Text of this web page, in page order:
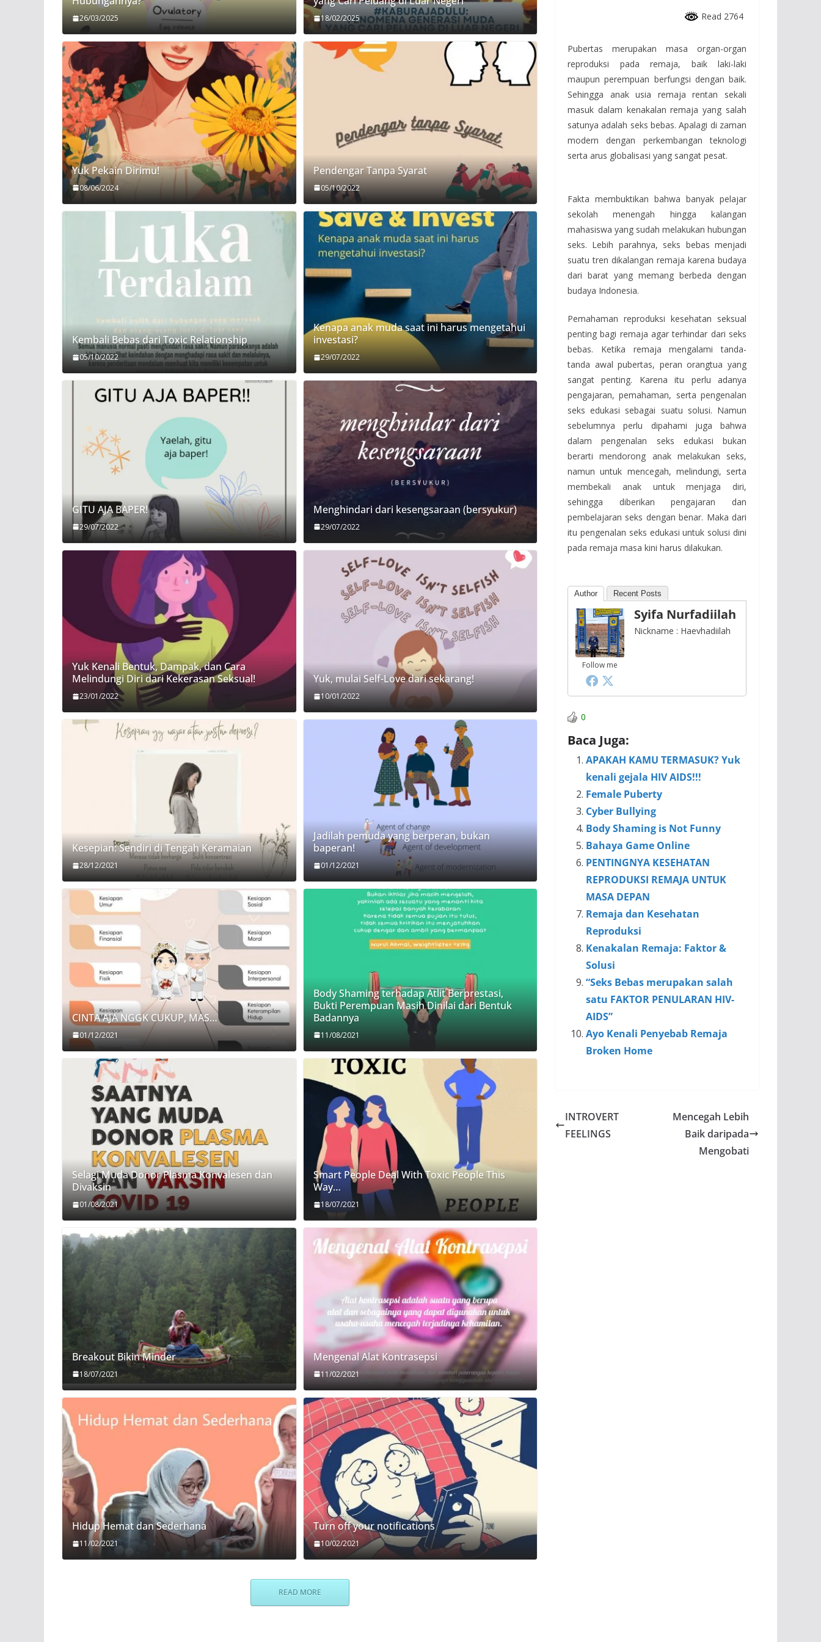
Read 2764
Pubertas merupakan masa organ-organ
reproduksi pada remaja, baik laki-laki
maupun perempuan berfungsi dengan baik.
Sehingga anak usia remaja rentan sekali
masuk dalam kenakalan remaja yang salah
satunya adalah seks bebas. Apalagi di zaman
modern dengan perkembangan teknologi
serta arus globalisasi yang sangat pesat.
Fakta membuktikan bahwa banyak pelajar
sekolah menengah hingga kalangan
mahasiswa yang sudah melakukan hubungan
seks. Lebih parahnya, seks bebas menjadi
suatu tren dikalangan remaja karena budaya
dari barat yang memang berbeda dengan
budaya Indonesia.
Pemahaman reproduksi kesehatan seksual
penting bagi remaja agar terhindar dari seks
bebas. Ketika remaja mengalami tanda-
tanda awal pubertas, peran orangtua yang
sangat penting. Karena itu perlu adanya
pengajaran, pemahaman, serta pengenalan
seks edukasi sebagai suatu solusi. Namun
sebelumnya perlu dipahami juga bahwa
dalam pengenalan seks edukasi bukan
berarti mendorong anak melakukan seks,
namun untuk mencegah, melindungi, serta
membekali anak untuk menjaga diri,
sehingga diberikan pengajaran dan
pembelajaran seks dengan benar. Maka dari
itu pengenalan seks edukasi untuk solusi dini
pada remaja masa kini harus dilakukan.
Author Recent Posts
Follow me
Syifa Nurfadiilah
Nickname : Haevhadiilah
0
Baca Juga:
APAKAH KAMU TERMASUK? Yuk
kenali gejala HIV AIDS!!!
Female Puberty
Cyber Bullying
Body Shaming is Not Funny
Bahaya Game Online
PENTINGNYA KESEHATAN
REPRODUKSI REMAJA UNTUK
MASA DEPAN
Remaja dan Kesehatan
Reproduksi
Kenakalan Remaja: Faktor &
Solusi
“Seks Bebas merupakan salah
satu FAKTOR PENULARAN HIV-
AIDS”
Ayo Kenali Penyebab Remaja
Broken Home
INTROVERT
FEELINGS
Mencegah Lebih
Baik daripada
Mengobati
26/03/2025 18/02/2025
Yuk Pekain Dirimu!
08/06/2024
Pendengar Tanpa Syarat
05/10/2022
Kembali Bebas dari Toxic Relationship
05/10/2022
Kenapa anak muda saat ini harus mengetahui
investasi?
29/07/2022
GITU AJA BAPER!
29/07/2022
Menghindari dari kesengsaraan (bersyukur)
29/07/2022
Yuk Kenali Bentuk, Dampak, dan Cara
Melindungi Diri dari Kekerasan Seksual!
23/01/2022
Yuk, mulai Self-Love dari sekarang!
10/01/2022
Kesepian: Sendiri di Tengah Keramaian
28/12/2021
Jadilah pemuda yang berperan, bukan
baperan!
01/12/2021
CINTA AJA NGGK CUKUP, MAS…
01/12/2021
Body Shaming terhadap Atlit Berprestasi,
Bukti Perempuan Masih Dinilai dari Bentuk
Badannya
11/08/2021
Selagi Muda Donor Plasma Konvalesen dan
Divaksin
01/08/2021
Smart People Deal With Toxic People This
Way…
18/07/2021
Breakout Bikin Minder
18/07/2021
Mengenal Alat Kontrasepsi
11/02/2021
Hidup Hemat dan Sederhana
11/02/2021
Turn off your notifications
10/02/2021
READ MORE